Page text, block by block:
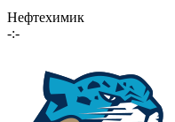
Нефтехимик
-:-